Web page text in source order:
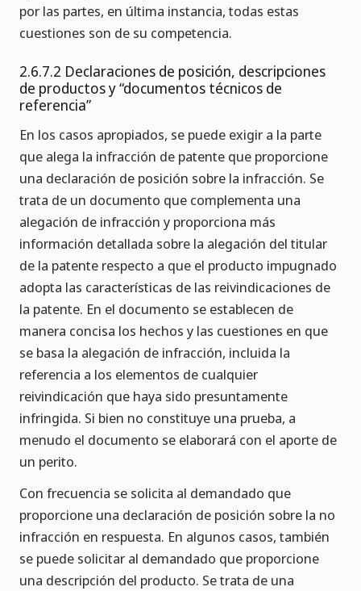
por las partes, en última instancia, todas estas
cuestiones son de su competencia.
2.6.7.2 Declaraciones de posición, descripciones
de productos y “documentos técnicos de
referencia”
En los casos apropiados, se puede exigir a la parte
que alega la infracción de patente que proporcione
una declaración de posición sobre la infracción. Se
trata de un documento que complementa una
alegación de infracción y proporciona más
información detallada sobre la alegación del titular
de la patente respecto a que el producto impugnado
adopta las características de las reivindicaciones de
la patente. En el documento se establecen de
manera concisa los hechos y las cuestiones en que
se basa la alegación de infracción, incluida la
referencia a los elementos de cualquier
reivindicación que haya sido presuntamente
infringida. Si bien no constituye una prueba, a
menudo el documento se elaborará con el aporte de
un perito.
Con frecuencia se solicita al demandado que
proporcione una declaración de posición sobre la no
infracción en respuesta. En algunos casos, también
se puede solicitar al demandado que proporcione
una descripción del producto. Se trata de una